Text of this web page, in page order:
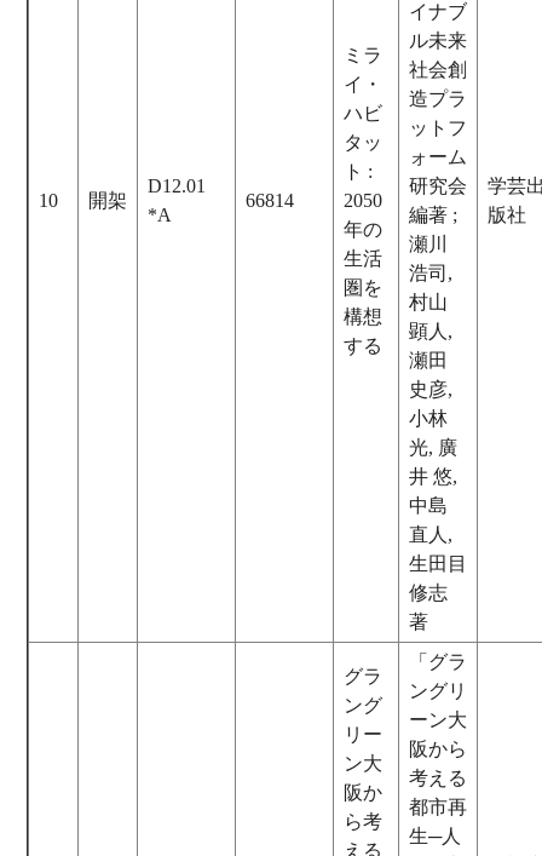
10 開架
D12.01
*A
66814
ミラ
イ・
ハビ
タッ
ト :
2050
年の
生活
圏を
構想
する
イナブ
ル未来
社会創
造プラ
ットフ
ォーム
研究会
編著 ;
瀬川
浩司,
村山
顕人,
瀬田
史彦,
小林
光, 廣
井 悠,
中島
直人,
生田目
修志
著
学芸
版社
グラ
ング
リー
ン大
阪か
ら考
える
「グラ
ングリ
ーン大
阪から
考える
都市再
生─人